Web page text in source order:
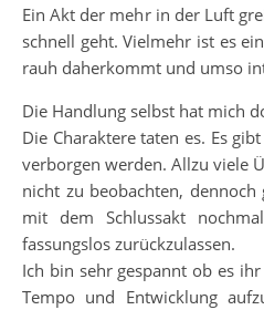
Ein Akt der mehr in der Luft
schnell geht. Vielmehr ist es
rauh daherkommt und umso
Die Handlung selbst hat mich
Die Charaktere taten es. Es
verborgen werden. Allzu viele
nicht zu beobachten,
mit dem Schlussakt
fassungslos zurückzulassen.
Ich bin sehr gespannt ob es
Tempo und Entwicklung